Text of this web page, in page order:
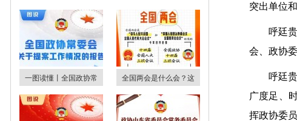
一图读懂丨全国政协常 全国两会是什么会？这
突出单位
呼廷
会、政协
呼廷
广度足、
挥政协委